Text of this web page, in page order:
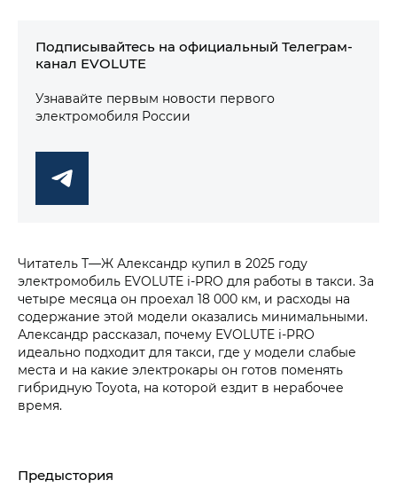
Подписывайтесь на официальный Телеграм-
канал EVOLUTE
Узнавайте первым новости первого
электромобиля России
Читатель Т⁠—⁠Ж Александр купил в 2025 году
электромобиль EVOLUTE i‑PRO для работы в такси. За
четыре месяца он проехал 18 000 км, и расходы на
содержание этой модели оказались минимальными.
Александр рассказал, почему EVOLUTE i‑PRO
идеально подходит для такси, где у модели слабые
места и на какие электрокары он готов поменять
гибридную Toyota, на которой ездит в нерабочее
время.
Предыстория